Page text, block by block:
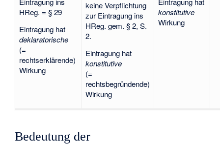
HReg. = § 29
Eintragung hat
deklaratorische
(=
rechtserklärende)
Wirkung
keine Verpflichtung
zur Eintragung ins
HReg. gem. § 2, S.
2.
Eintragung hat
konstitutive
(=
rechtsbegründende)
Wirkung
konstitutive
Wirkung
Bedeutung der